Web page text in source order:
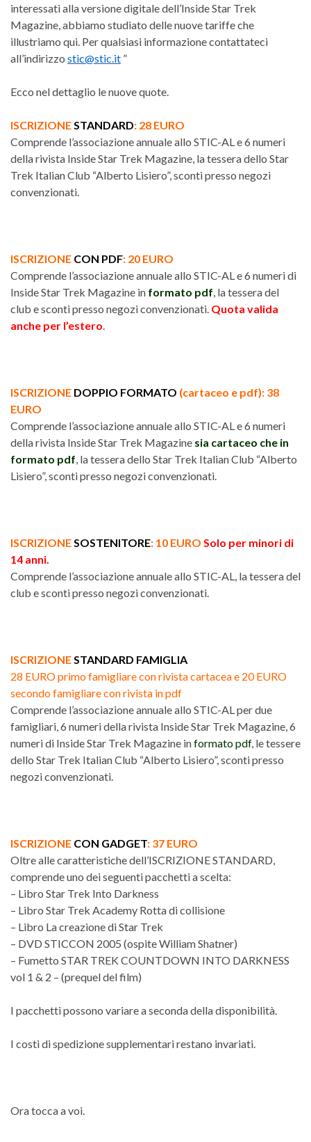
interessati alla versione digitale dell’Inside Star Trek
Magazine, abbiamo studiato delle nuove tariffe che
illustriamo qui. Per qualsiasi informazione contattateci
all’indirizzo stic@stic.it ”
Ecco nel dettaglio le nuove quote.
ISCRIZIONE STANDARD: 28 EURO
Comprende l’associazione annuale allo STIC-AL e 6 numeri
della rivista Inside Star Trek Magazine, la tessera dello Star
Trek Italian Club “Alberto Lisiero”, sconti presso negozi
convenzionati.
ISCRIZIONE CON PDF: 20 EURO
Comprende l’associazione annuale allo STIC-AL e 6 numeri di
Inside Star Trek Magazine in formato pdf , la tessera del
club e sconti presso negozi convenzionati. Quota valida
anche per l’estero
ISCRIZIONE DOPPIO FORMATO (cartaceo e pdf): 38
EURO
Comprende l’associazione annuale allo STIC-AL e 6 numeri
della rivista Inside Star Trek Magazine sia cartaceo che in
formato pdf , la tessera dello Star Trek Italian Club “Alberto
Lisiero”, sconti presso negozi convenzionati.
ISCRIZIONE SOSTENITORE: 10 EURO Solo per minori di
14 anni.
Comprende l’associazione annuale allo STIC-AL, la tessera del
club e sconti presso negozi convenzionati.
ISCRIZIONE STANDARD FAMIGLIA
28 EURO primo famigliare con rivista cartacea e 20 EURO
secondo famigliare con rivista in pdf
Comprende l’associazione annuale allo STIC-AL per due
famigliari, 6 numeri della rivista Inside Star Trek Magazine, 6
numeri di Inside Star Trek Magazine informato pdf, le tessere
dello Star Trek Italian Club “Alberto Lisiero”, sconti presso
negozi convenzionati.
ISCRIZIONE CON GADGET: 37 EURO
Oltre alle caratteristiche dell’ISCRIZIONE STANDARD,
comprende uno dei seguenti pacchetti a scelta:
– Libro Star Trek Into Darkness
– Libro Star Trek Academy Rotta di collisione
– Libro La creazione di Star Trek
– DVD STICCON 2005 (ospite William Shatner)
– Fumetto STAR TREK COUNTDOWN INTO DARKNESS
vol 1 & 2 – (prequel del film)
I pacchetti possono variare a seconda della disponibilità.
I costi di spedizione supplementari restano invariati.
Ora tocca a voi.